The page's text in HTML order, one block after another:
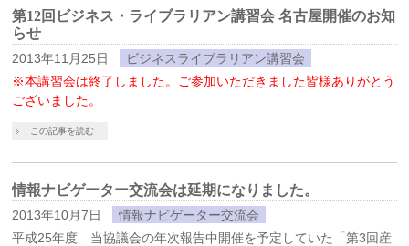
第12回ビジネス・ライブラリアン講習会 名古屋開催のお知
らせ
2013年11月25日
ビジネスライブラリアン講習会
※本講習会は終了しました。ご参加いただきました皆様ありがとう
ございました。
この記事を読む
情報ナビゲーター交流会は延期になりました。
2013年10月7日
情報ナビゲーター交流会
平成25年度 当協議会の年次報告中開催を予定していた「第3回産